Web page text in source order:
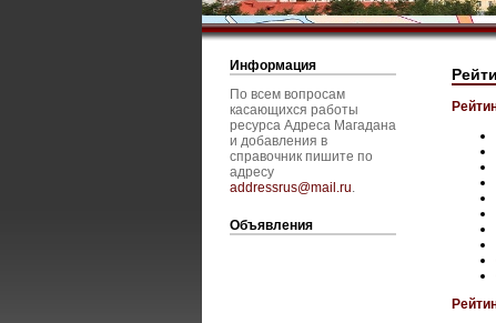
Информация
По всем вопросам
касающихся работы
ресурса Адреса Магадана
и добавления в
справочник пишите по
адресу
addressrus@mail.ru.
Объявления